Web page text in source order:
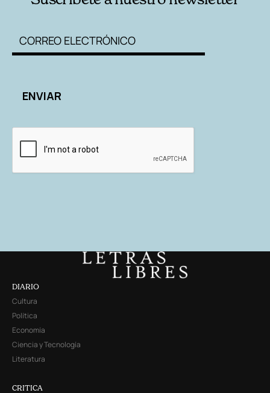
DIARIO
Cultura
Política
Economía
Ciencia y Tecnología
Literatura
CRITICA